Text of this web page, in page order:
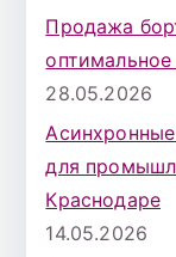
Продажа
28.05.2026
для
Краснодаре
14.05.2026